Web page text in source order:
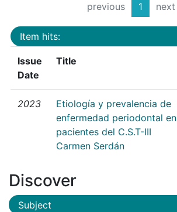
previous 1 next
Item hits:
Issue
Date
Title
2023
Etiología y prevalencia de
enfermedad periodontal en
pacientes del C.S.T-III
Carmen Serdán
Discover
Subject